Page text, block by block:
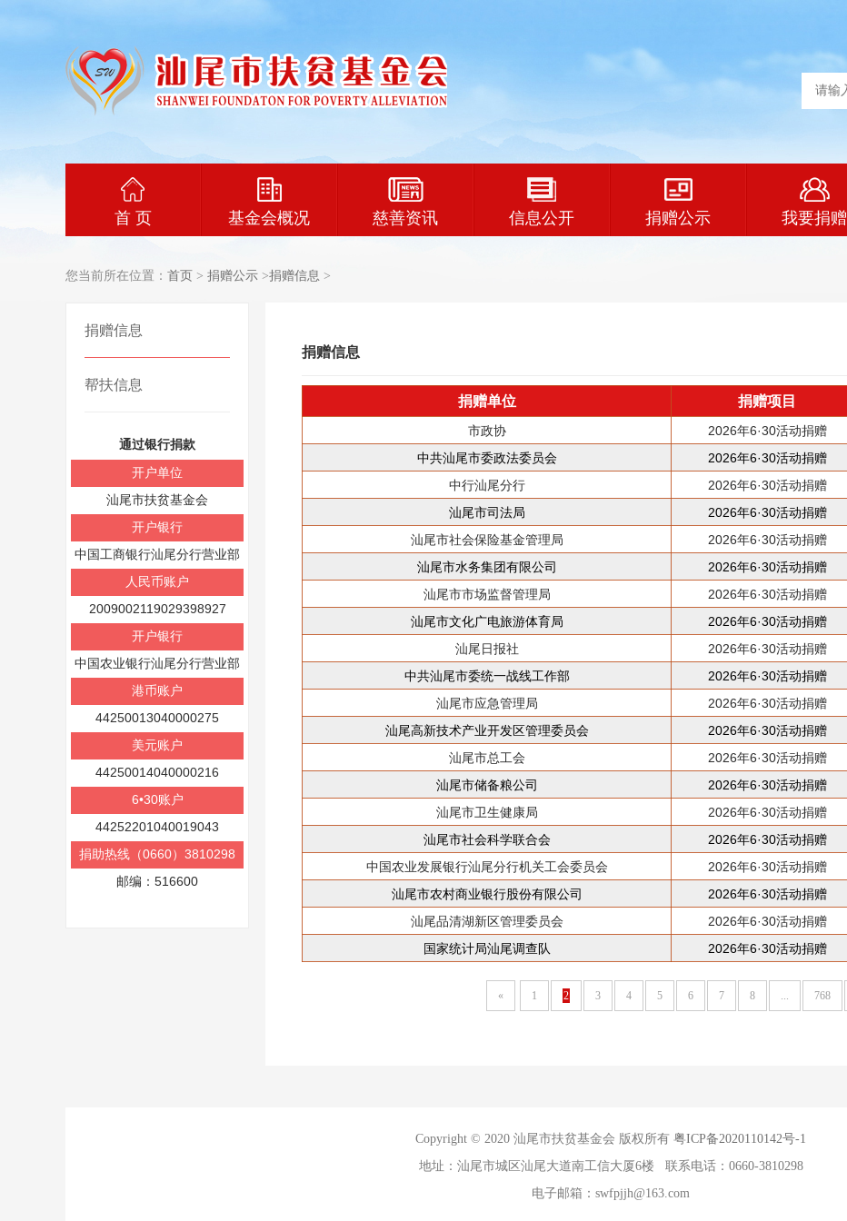
首 页 基金会概况 慈善资讯 信息公开 捐赠公示 我要捐赠
您当前所在位置： 首页 > 捐赠公示 >捐赠信息 >
捐赠信息
帮扶信息
通过银行捐款
开户单位
汕尾市扶贫基金会
开户银行
中国工商银行汕尾分行营业部
人民币账户
2009002119029398927
开户银行
中国农业银行汕尾分行营业部
港币账户
44250013040000275
美元账户
44250014040000216
6•30账户
44252201040019043
捐助热线（0660）3810298
邮编：516600
捐赠信息
捐赠单位 捐赠项目
市政协 2026年6·30活动捐赠
中共汕尾市委政法委员会
2026年6·30活动捐赠
中行汕尾分行
2026年6·30活动捐赠
汕尾市司法局
2026年6·30活动捐赠
汕尾市社会保险基金管理局
2026年6·30活动捐赠
汕尾市水务集团有限公司
2026年6·30活动捐赠
汕尾市市场监督管理局
2026年6·30活动捐赠
汕尾市文化广电旅游体育局
2026年6·30活动捐赠
汕尾日报社
2026年6·30活动捐赠
中共汕尾市委统一战线工作部
2026年6·30活动捐赠
汕尾市应急管理局
2026年6·30活动捐赠
汕尾高新技术产业开发区管理委员会
2026年6·30活动捐赠
汕尾市总工会
2026年6·30活动捐赠
汕尾市储备粮公司
2026年6·30活动捐赠
汕尾市卫生健康局
2026年6·30活动捐赠
汕尾市社会科学联合会
2026年6·30活动捐赠
中国农业发展银行汕尾分行机关工会委员会
2026年6·30活动捐赠
汕尾市农村商业银行股份有限公司
2026年6·30活动捐赠
汕尾品清湖新区管理委员会
2026年6·30活动捐赠
国家统计局汕尾调查队
2026年6·30活动捐赠
« 1 2 3 4 5 6 7 8 ... 768
Copyright © 2020 汕尾市扶贫基金会 版权所有 粤ICP备2020110142号-1
地址：汕尾市城区汕尾大道南工信大厦6楼 联系电话：0660-3810298
电子邮箱：swfpjjh@163.com